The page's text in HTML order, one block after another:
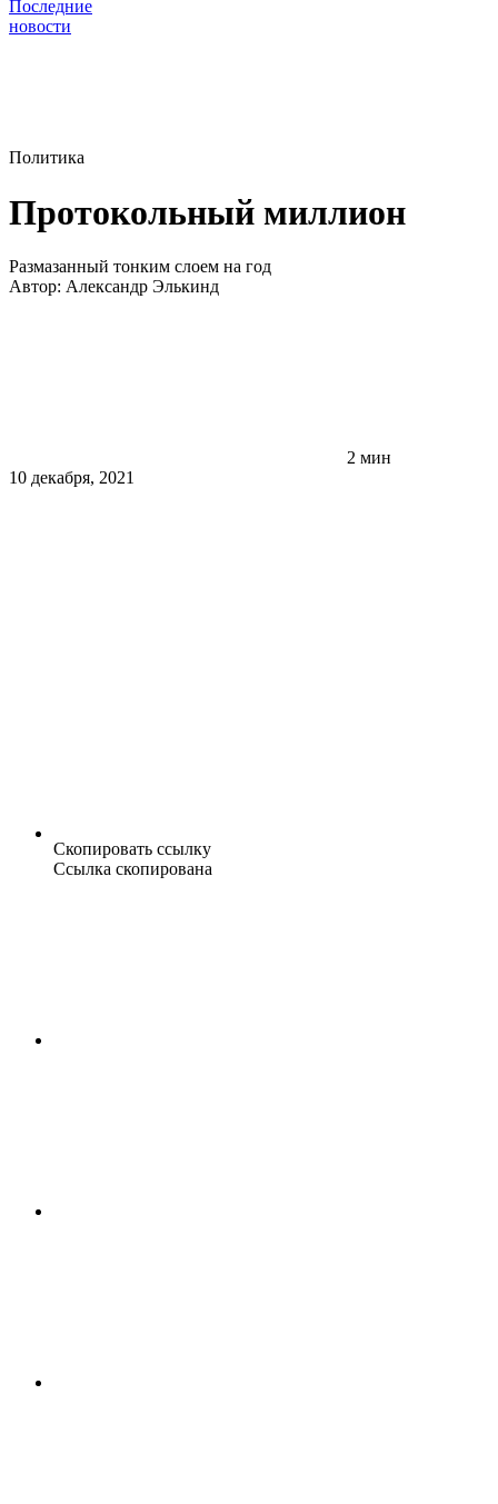
Последние
новости
Политика
Протокольный миллион
Размазанный тонким слоем на год
Автор: Александр Элькинд
2 мин
10 декабря, 2021
Скопировать ссылку
Ссылка скопирована